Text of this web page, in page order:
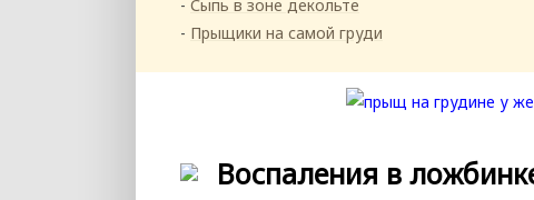
Сыпь в зоне декольте
Прыщики на самой груди
Воспаления в